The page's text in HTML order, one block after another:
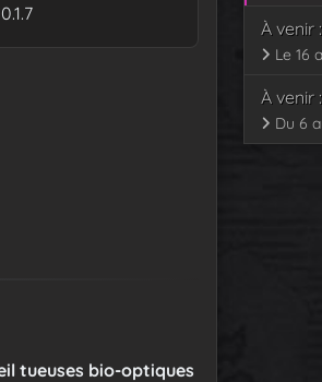
tueuses bio-optiques
À venir
Le 16
À venir
Du 6